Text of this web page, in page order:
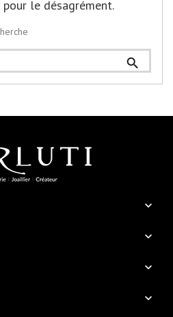
le désagrément.




